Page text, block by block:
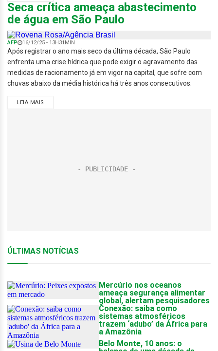
Seca crítica ameaça abastecimento
de água em São Paulo
AFP 16/12/25 - 13H31MIN
Após registrar o ano mais seco da última década, São Paulo
enfrenta uma crise hídrica que pode exigir o agravamento das
medidas de racionamento já em vigor na capital, que sofre com
chuvas abaixo da média histórica há três anos consecutivos.
LEIA MAIS